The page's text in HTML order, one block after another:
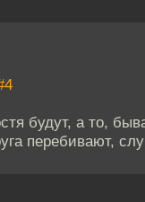
будут, а то,
перебивают,